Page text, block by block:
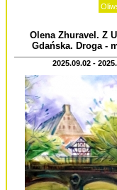
Olena Zhuravel. Z
Gdańska. Droga -
2025.09.02 -